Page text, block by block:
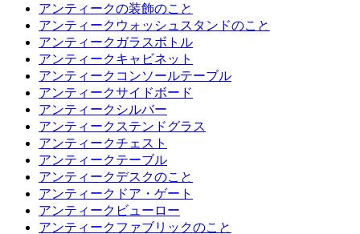
アンティークの装飾のこと
アンティークウォッシュスタンドのこと
アンティークガラスボトル
アンティークキャビネット
アンティークコンソールテーブル
アンティークサイドボード
アンティークシルバー
アンティークステンドグラス
アンティークチェスト
アンティークテーブル
アンティークデスクのこと
アンティークドア・ゲート
アンティークビューロー
アンティークファブリックのこと